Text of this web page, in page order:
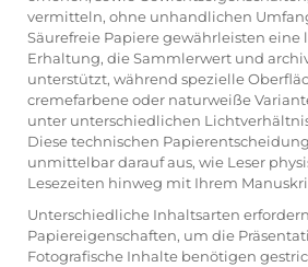
vermitteln, ohne unhandlichen
Säurefreie Papiere gewährleisten eine
Erhaltung, die Sammlerwert und
unterstützt, während spezielle
cremefarbene oder naturweiße
unter unterschiedlichen
Diese technischen
unmittelbar darauf aus, wie Leser
Lesezeiten hinweg mit Ihrem
Unterschiedliche Inhaltsarten
Papiereigenschaften, um die
Fotografische Inhalte benötigen